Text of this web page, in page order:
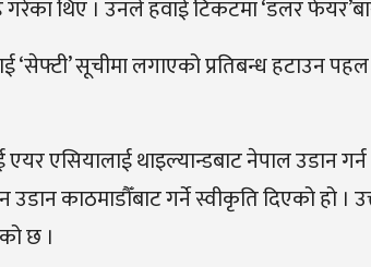
थिए । उनले हवाई टिकटमा ‘डलर
सूचीमा लगाएको प्रतिबन्ध हटाउन पहल
एसियालाई थाइल्यान्डबाट नेपाल उडान
उडान काठमाडौँबाट गर्ने स्वीकृति दिएको
छ ।